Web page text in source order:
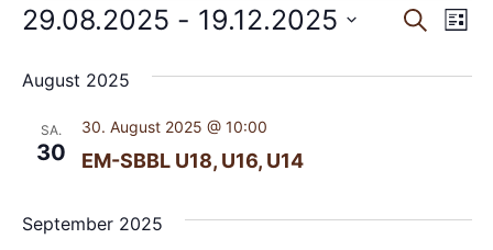
SucheListe
29.08.2025 - 19.12.2025
August 2025
SA.
30 EM-SBBL U18, U16, U14
30. August 2025 @ 10:00
September 2025